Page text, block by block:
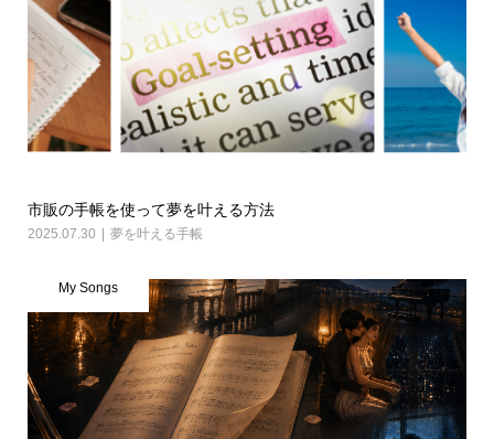
市販の手帳を使って夢を叶える方法
2025.07.30 夢を叶える手帳
My Songs